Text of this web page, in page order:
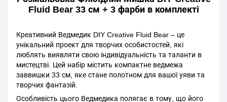
Fluid Bear 33 см + 3 фарби в комплекті
Креативний Ведмедик DIY Creative Fluid Bear – це
унікальний проект для творчих особистостей, які
люблять виявляти свою індивідуальність та таланти в
мистецтві. Цей набір містить компактне ведмежа
заввишки 33 см, яке стане полотном для вашої уяви та
творчих фантазій.
Особливість цього Ведмедика полягає в тому, що його